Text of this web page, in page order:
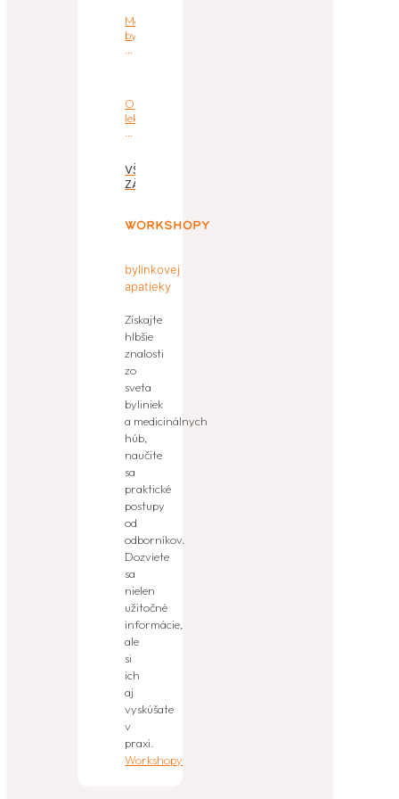
bylinkárky
Bibky
Moje
bylinky
–
O
lekárnikoch
a
VŠETKY
ZÁZNAMY
Workshopy
bylinkovej
apatieky
Získajte
hlbšie
znalosti
zo
sveta
byliniek
a medicinálnych
húb,
naučite
sa
praktické
postupy
od
odborníkov.
Dozviete
sa
nielen
užitočné
informácie,
ale
si
ich
aj
vyskúšate
v
praxi.
Workshopy